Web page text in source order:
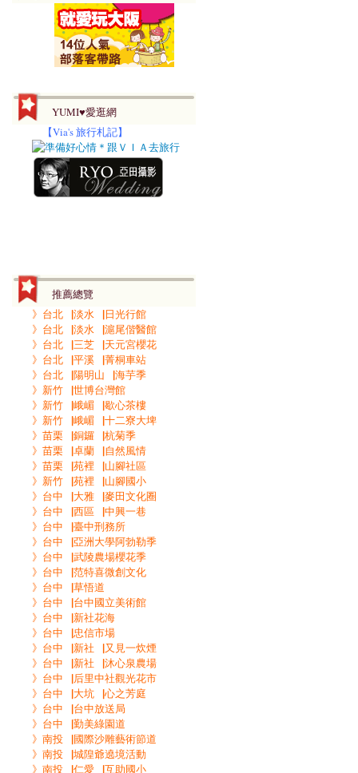
YUMI♥愛逛網
【Via's 旅行札記】
推薦總覽
》台北▕淡水▕日光行館
》台北▕淡水▕滬尾偕醫館
》台北▕三芝▕天元宮櫻花
》台北▕平溪▕菁桐車站
》台北▕陽明山▕海芋季
》新竹▕世博台灣館
》新竹▕峨嵋▕歇心茶樓
》新竹▕峨嵋▕十二寮大埤
》苗栗▕銅鑼▕杭菊季
》苗栗▕卓蘭▕自然風情
》苗栗▕苑裡▕山腳社區
》新竹▕苑裡▕山腳國小
》台中▕大雅▕麥田文化圈
》台中▕西區▕中興一巷
》台中▕臺中刑務所
》台中▕亞洲大學阿勃勒季
》台中▕武陵農場櫻花季
》台中▕范特喜微創文化
》台中▕草悟道
》台中▕台中國立美術館
》台中▕新社花海
》台中▕忠信市場
》台中▕新社▕又見一炊煙
》台中▕新社▕沐心泉農場
》台中▕后里中社觀光花市
》台中▕大坑▕心之芳庭
》台中▕台中放送局
》台中▕勤美綠園道
》南投▕國際沙雕藝術節道
》南投▕城隍爺遶境活動
》南投▕仁愛▕互助國小